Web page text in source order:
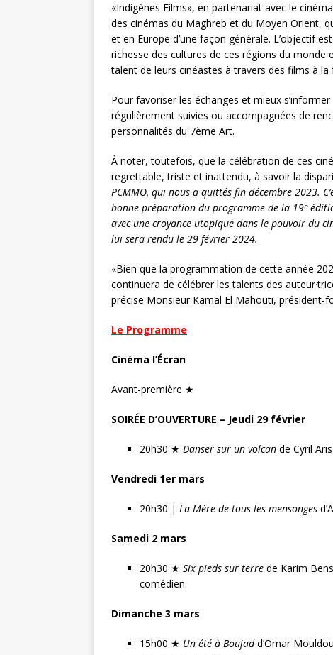
«Indigènes Films», en partenariat avec le
des cinémas du Maghreb et du Moyen Orient,
et en Europe d’une façon générale. L’objectif
richesse des cultures de ces régions du
talent de leurs cinéastes à travers des films à
Pour favoriser les échanges et mieux
régulièrement suivies ou accompagnées de
personnalités du 7ème Art.
À noter, toutefois, que la célébration de ces
regrettable, triste et inattendu, à savoir la
PCMMO, qui nous a quittés fin décembre 2023.
bonne préparation du programme de la 19ᵉ
avec une croyance utopique dans le pouvoir du
lui sera rendu le 29 février 2024.
«Bien que la programmation de cette année
continuera de célébrer les talents des
précise Monsieur Kamal El Mahouti, président-
Le Programme
Cinéma l’Écran
Avant-première ★
SOIRÉE D’OUVERTURE – Jeudi 29 février
20h30 ★ Danser sur un volcan de Cyril Aris
Vendredi 1er mars
20h30 | La Mère de tous les mensonges
Samedi 2 mars
20h30 ★ Six pieds sur terre de Karim
comédien.
Dimanche 3 mars
15h00 ★ Un été à Boujadd’Omar